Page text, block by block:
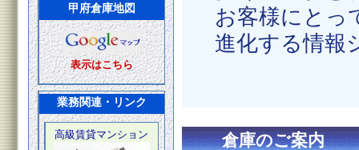
甲府倉庫地図
表示はこちら
業務関連・リンク
高級賃貸マンション 倉庫のご案内